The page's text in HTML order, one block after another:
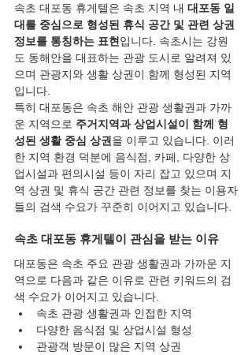
속초 대포동 휴게텔은 속초 지역 내 대포동 일
대를 중심으로 형성된 휴식 공간 및 관련 상권
정보를 통칭하는 표현 입니다. 속초시는 강원
도 동해안을 대표하는 관광 도시로 알려져 있
으며 관광지와 생활 상권이 함께 형성된 지역
입니다.
특히 대포동은 속초 해안 관광 생활권과 가까
운 지역으로 주거지역과 상업시설이 함께 형
성된 생활 중심 상권 을 이루고 있습니다. 이러
한 지역 환경 덕분에 음식점, 카페, 다양한 상
업시설과 편의시설 등이 자리 잡고 있으며 지
역 상권 및 휴식 공간 관련 정보를 찾는 이용자
들의 검색 수요가 꾸준히 이어지고 있습니다.
속초 대포동 휴게텔이 관심을 받는 이유
대포동은 속초 주요 관광 생활권과 가까운 지
역으로 다음과 같은 이유로 관련 키워드의 검
색 수요가 이어지고 있습니다.
속초 관광 생활권과 인접한 지역
다양한 음식점 및 상업시설 형성
관광객 방문이 많은 지역 상권